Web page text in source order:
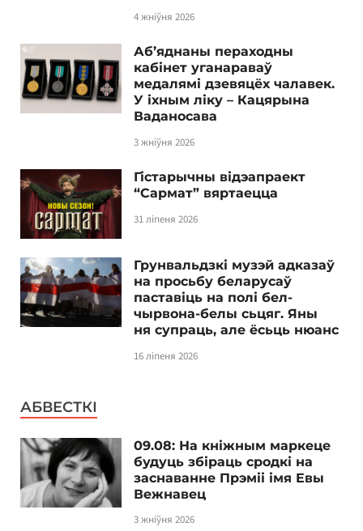
4 жніўня 2026
Аб’яднаны пераходны
кабінет уганараваў
медалямі дзевяцёх чалавек.
У іхным ліку – Кацярына
Ваданосава
3 жніўня 2026
Гістарычны відэапраект
“Сармат” вяртаецца
31 ліпеня 2026
Грунвальдзкі музэй адказаў
на просьбу беларусаў
паставіць на полі бел-
чырвона-белы сьцяг. Яны
ня супраць, але ёсьць нюанс
16 ліпеня 2026
АБВЕСТКІ
09.08: На кніжным маркеце
будуць збіраць сродкі на
заснаванне Прэміі імя Евы
Вежнавец
3 жніўня 2026